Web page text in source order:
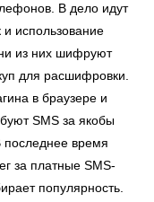
В дело идут
использование
из них шифруют
для расшифровки.
в браузере и
SMS за якобы
последнее время
за платные SMS-
популярность.